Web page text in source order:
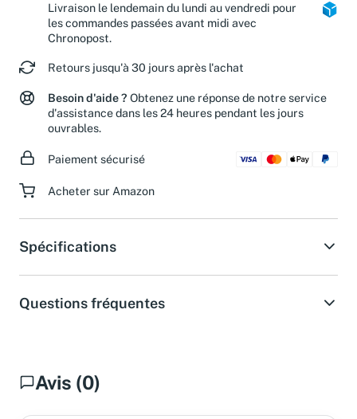
Livraison le lendemain du lundi au vendredi pour
les commandes passées avant midi avec
Chronopost.
Retours jusqu'à 30 jours après l'achat
Besoin d'aide ? Obtenez une réponse de notre service
d'assistance dans les 24 heures pendant les jours
ouvrables.
Paiement sécurisé
Acheter sur Amazon
Spécifications
Questions fréquentes
Avis (0)